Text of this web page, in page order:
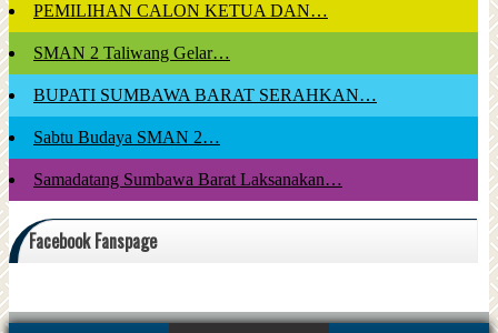
PEMILIHAN CALON KETUA DAN…
SMAN 2 Taliwang Gelar…
BUPATI SUMBAWA BARAT SERAHKAN…
Sabtu Budaya SMAN 2…
Samadatang Sumbawa Barat Laksanakan…
Facebook Fanspage